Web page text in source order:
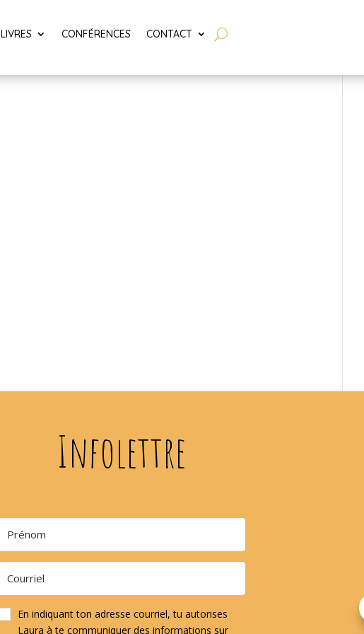
LIVRES CONFÉRENCES CONTACT
Infolettre
En indiquant ton adresse courriel, tu autorises
Laura à te communiquer des informations sur